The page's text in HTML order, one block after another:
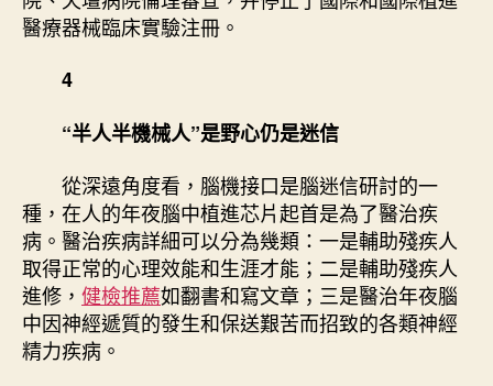
醫療器械臨床實驗注冊。
4
“半人半機械人”是野心仍是迷信
從深遠角度看，腦機接口是腦迷信研討的一
種，在人的年夜腦中植進芯片起首是為了醫治疾
病。醫治疾病詳細可以分為幾類：一是輔助殘疾人
取得正常的心理效能和生涯才能；二是輔助殘疾人
進修， 健檢推薦如翻書和寫文章；三是醫治年夜腦
中因神經遞質的發生和保送艱苦而招致的各類神經
精力疾病。